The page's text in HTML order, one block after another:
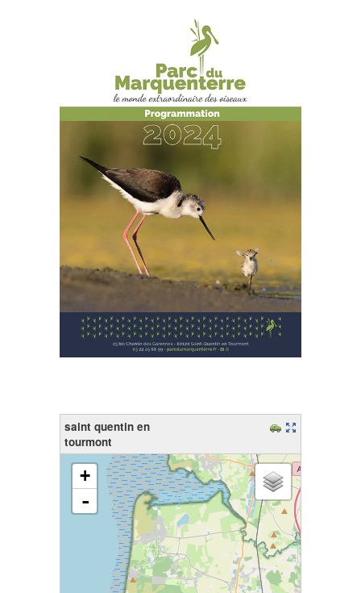
saint quentin en
tourmont
chargement de la carte - veuillez patienter...
+
-